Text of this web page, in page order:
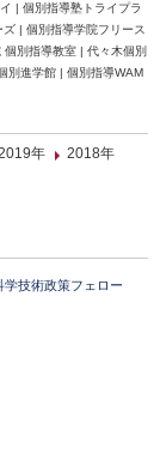
| 個別指導塾トライプラ
| 個別指導学院フリース
別指導教室 | 代々木個別
別進学館 | 個別指導WAM
年
2018年
学技術政策フェロー